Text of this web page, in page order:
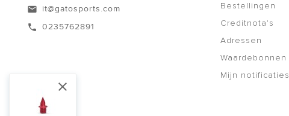

email it@gatosports.com
call 0235762891
Bestellingen
Creditnota's
Adressen
Waardebonnen
Mijn notificaties